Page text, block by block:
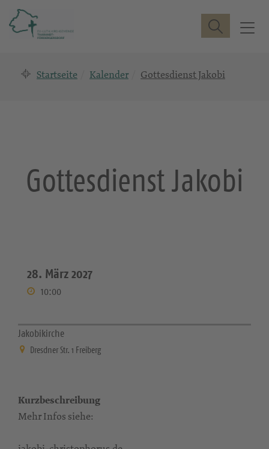
T
Suche
Startseite Kalender Gottesdienst Jakobi
Gottesdienst Jakobi
28. März 2027
10:00
Jakobikirche
Dresdner Str. 1 Freiberg
Kurzbeschreibung
Mehr Infos siehe: